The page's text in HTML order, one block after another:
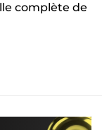
complète de